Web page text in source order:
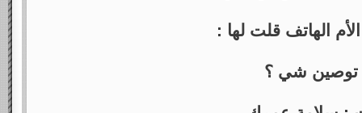
الهاتف قلت لها :
توصين شي ؟